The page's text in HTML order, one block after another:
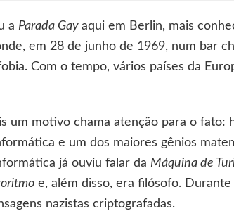
se
percam
mais
a Parada Gay aqui em Berlin, mais
em 28 de junho de 1969, num bar
Com o tempo, vários países da
um motivo chama atenção para o
e um dos maiores gênios
já ouviu falar da Máquina de
e, além disso, era filósofo.
nazistas criptografadas.